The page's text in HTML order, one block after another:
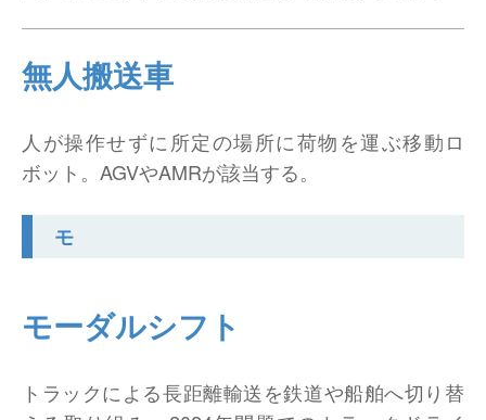
無人搬送車
人が操作せずに所定の場所に荷物を運ぶ移動ロ
ボット。AGVやAMRが該当する。
モ
モーダルシフト
トラックによる長距離輸送を鉄道や船舶へ切り替